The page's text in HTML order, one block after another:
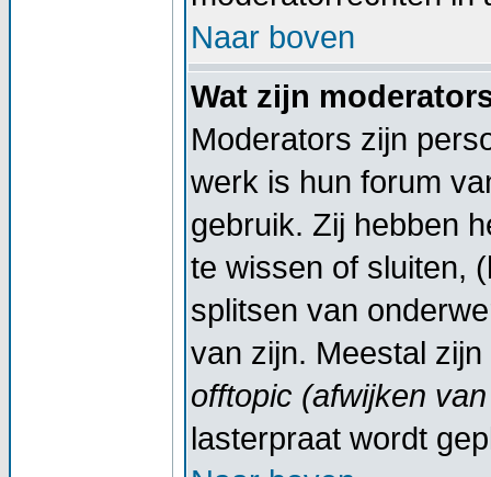
Naar boven
Wat zijn
Moderators zijn
werk is hun forum
gebruik. Zij hebben
te wissen of sluiten,
splitsen van
van zijn. Meestal
offtopic (afwijken
lasterpraat wordt